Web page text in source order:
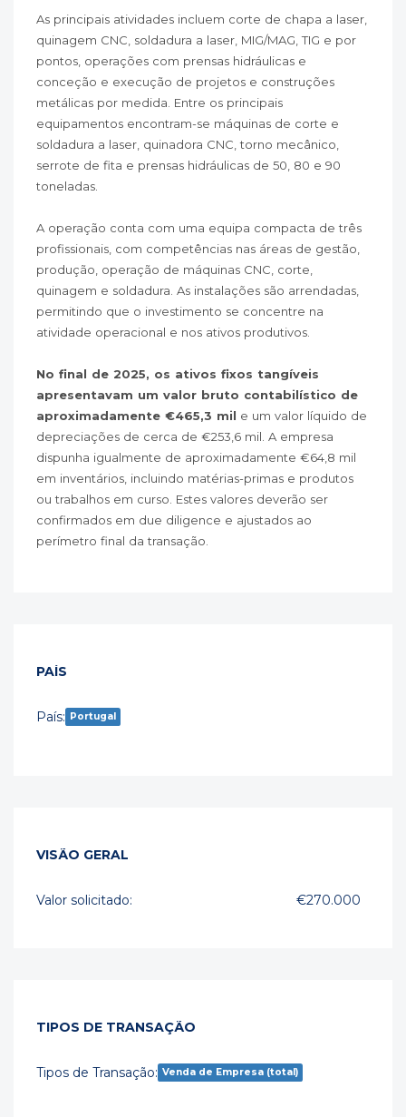
As principais atividades incluem corte de chapa a laser,
quinagem CNC, soldadura a laser, MIG/MAG, TIG e por
pontos, operações com prensas hidráulicas e
conceção e execução de projetos e construções
metálicas por medida. Entre os principais
equipamentos encontram-se máquinas de corte e
soldadura a laser, quinadora CNC, torno mecânico,
serrote de fita e prensas hidráulicas de 50, 80 e 90
toneladas.
A operação conta com uma equipa compacta de três
profissionais, com competências nas áreas de gestão,
produção, operação de máquinas CNC, corte,
quinagem e soldadura. As instalações são arrendadas,
permitindo que o investimento se concentre na
atividade operacional e nos ativos produtivos.
No final de 2025, os ativos fixos tangíveis
apresentavam um valor bruto contabilístico de
aproximadamente €465,3 mil e um valor líquido de
depreciações de cerca de €253,6 mil. A empresa
dispunha igualmente de aproximadamente €64,8 mil
em inventários, incluindo matérias-primas e produtos
ou trabalhos em curso. Estes valores deverão ser
confirmados em due diligence e ajustados ao
perímetro final da transação.
PAÍS
País: Portugal
VISÃO GERAL
Valor solicitado: €270.000
TIPOS DE TRANSAÇÃO
Tipos de Transação: Venda de Empresa (total)